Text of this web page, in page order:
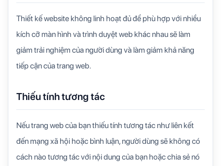
Thiết kế website không linh hoạt đủ để phù hợp với nhiều
kích cỡ màn hình và trình duyệt web khác nhau sẽ làm
giảm trải nghiệm của người dùng và làm giảm khả năng
tiếp cận của trang web.
Thiếu tính tương tác
Nếu trang web của bạn thiếu tính tương tác như liên kết
đến mạng xã hội hoặc bình luận, người dùng sẽ không có
cách nào tương tác với nội dung của bạn hoặc chia sẻ nó